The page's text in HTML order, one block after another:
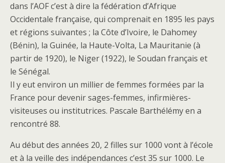
dans l’AOF c’est à dire la fédération d’Afrique
Occidentale française, qui comprenait en 1895 les pays
et régions suivantes ; la Côte d’Ivoire, le Dahomey
(Bénin), la Guinée, la Haute-Volta, La Mauritanie (à
partir de 1920), le Niger (1922), le Soudan français et
le Sénégal.
Il y eut environ un millier de femmes formées par la
France pour devenir sages-femmes, infirmières-
visiteuses ou institutrices. Pascale Barthélémy en a
rencontré 88.
Au début des années 20, 2 filles sur 1000 vont à l’école
et à la veille des indépendances c’est 35 sur 1000. Le